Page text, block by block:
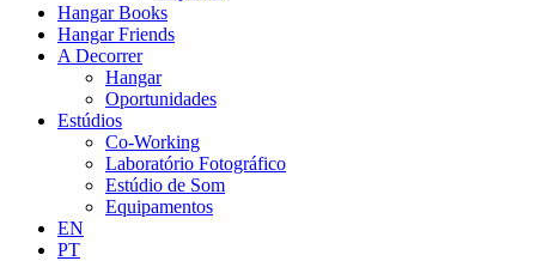
Hangar Books
Hangar Friends
A Decorrer
Hangar
Oportunidades
Estúdios
Co-Working
Laboratório Fotográfico
Estúdio de Som
Equipamentos
EN
PT